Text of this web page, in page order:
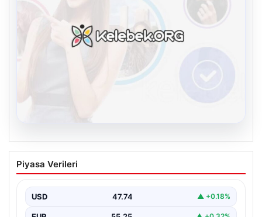
Kelebek chat adresi İle Sanal İletişimin
Seviyeli Adresi Ve Sohbet Deneyimi
kurması kritik bir değer barındırmaktadır. Güncel
olarak…
Piyasa Verileri
USD 47.74 ▲ +0.18%